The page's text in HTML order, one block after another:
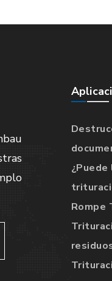
¿Puede
Rompe